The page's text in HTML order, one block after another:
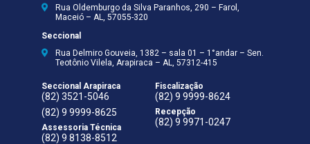
Rua Oldemburgo da Silva Paranhos, 290 – Farol,
Maceió – AL, 57055-320
Seccional
Rua Delmiro Gouveia, 1382 – sala 01 – 1°andar – Sen.
Teotônio Vilela, Arapiraca – AL, 57312-415
Seccional Arapiraca
(82) 3521-5046
(82) 9 9999-8625
Assessoria Técnica
(82) 9 8138-8512
Fiscalização
(82) 9 9999-8624
Recepção
(82) 9 9971-0247